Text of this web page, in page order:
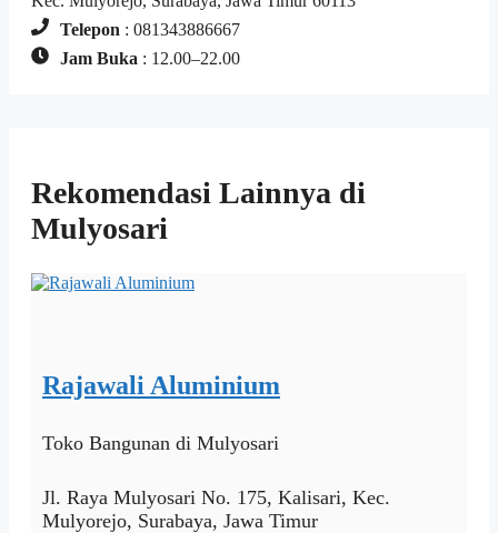
Telepon : 081343886667
Jam Buka : 12.00–22.00
Rekomendasi Lainnya di
Mulyosari
Rajawali Aluminium
Toko Bangunan di Mulyosari
Jl. Raya Mulyosari No. 175, Kalisari, Kec.
Mulyorejo, Surabaya, Jawa Timur